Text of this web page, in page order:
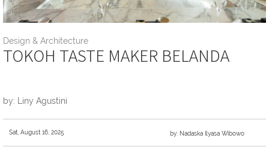
Design & Architecture
TOKOH TASTE MAKER BELANDA
by: Liny Agustini
Sat, August 16, 2025 by: Nadaska Ilyasa Wibowo